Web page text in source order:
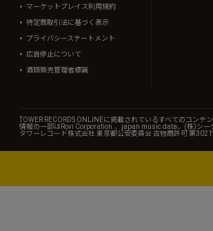
マーケットプレイス利用規約
特定商取引法に基づく表示
プライバシーステートメント
広告停止について
酒類販売管理者標識
TOWER RECORDS ONLINEに掲載されているすべてのコン
情報の一部はRovi Corporation.、japan music data、(株)シー
タワーレコード株式会社 東京都公安委員会 古物商許可 第